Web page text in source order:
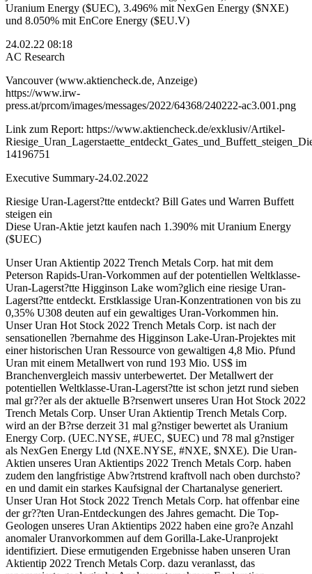
Uranium Energy ($UEC), 3.496% mit NexGen Energy ($NXE)
und 8.050% mit EnCore Energy ($EU.V)
24.02.22 08:18
AC Research
Vancouver (www.aktiencheck.de, Anzeige)
https://www.irw-
press.at/prcom/images/messages/2022/64368/240222-ac3.001.png
Link zum Report: https://www.aktiencheck.de/exklusiv/Artikel-
14196751
Executive Summary-24.02.2022
Riesige Uran-Lagerst?tte entdeckt? Bill Gates und Warren Buffett
steigen ein
Diese Uran-Aktie jetzt kaufen nach 1.390% mit Uranium Energy
($UEC)
Unser Uran Aktientip 2022 Trench Metals Corp. hat mit dem
Peterson Rapids-Uran-Vorkommen auf der potentiellen Weltklasse-
Uran-Lagerst?tte Higginson Lake wom?glich eine riesige Uran-
Lagerst?tte entdeckt. Erstklassige Uran-Konzentrationen von bis zu
0,35% U308 deuten auf ein gewaltiges Uran-Vorkommen hin.
Unser Uran Hot Stock 2022 Trench Metals Corp. ist nach der
sensationellen ?bernahme des Higginson Lake-Uran-Projektes mit
einer historischen Uran Ressource von gewaltigen 4,8 Mio. Pfund
Uran mit einem Metallwert von rund 193 Mio. US$ im
Branchenvergleich massiv unterbewertet. Der Metallwert der
potentiellen Weltklasse-Uran-Lagerst?tte ist schon jetzt rund sieben
mal gr??er als der aktuelle B?rsenwert unseres Uran Hot Stock 2022
Trench Metals Corp. Unser Uran Aktientip Trench Metals Corp.
wird an der B?rse derzeit 31 mal g?nstiger bewertet als Uranium
Energy Corp. (UEC.NYSE, #UEC, $UEC) und 78 mal g?nstiger
als NexGen Energy Ltd (NXE.NYSE, #NXE, $NXE). Die Uran-
Aktien unseres Uran Aktientips 2022 Trench Metals Corp. haben
zudem den langfristige Abw?rtstrend kraftvoll nach oben durchsto?
en und damit ein starkes Kaufsignal der Chartanalyse generiert.
Unser Uran Hot Stock 2022 Trench Metals Corp. hat offenbar eine
der gr??ten Uran-Entdeckungen des Jahres gemacht. Die Top-
Geologen unseres Uran Aktientips 2022 haben eine gro?e Anzahl
anomaler Uranvorkommen auf dem Gorilla-Lake-Uranprojekt
identifiziert. Diese ermutigenden Ergebnisse haben unseren Uran
Aktientip 2022 Trench Metals Corp. dazu veranlasst, das